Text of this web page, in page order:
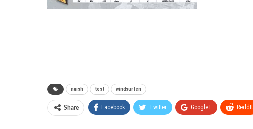
naish test windsurfen
Share Facebook Twitter Google+ ReddIt